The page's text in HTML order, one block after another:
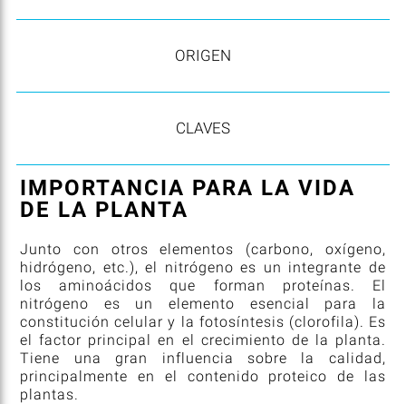
ORIGEN
CLAVES
IMPORTANCIA PARA LA VIDA
DE LA PLANTA
Junto con otros elementos (carbono, oxígeno,
hidrógeno, etc.), el nitrógeno es un integrante de
los aminoácidos que forman proteínas. El
nitrógeno es un elemento esencial para la
constitución celular y la fotosíntesis (clorofila). Es
el factor principal en el crecimiento de la planta.
Tiene una gran influencia sobre la calidad,
principalmente en el contenido proteico de las
plantas.